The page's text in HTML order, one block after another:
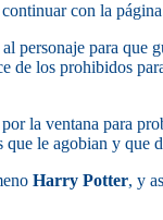
con la
personaje para que
de los prohibidos
la ventana para
le agobian y que
Harry Potter, y